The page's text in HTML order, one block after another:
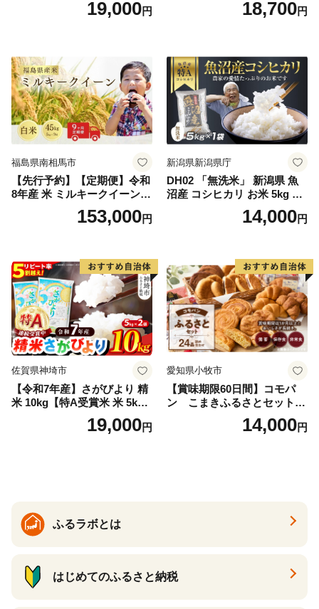
米 10kg 5kg×2 ひのひかり ブ
19,000円
令和7年産 高レビュー｜人気
18,700円
福島県南相馬市
【先行予約】【定期便】令和
8年産 米 ミルキークイーン
白米 45kg (5kg×9回) | ミルキ
ークイーン 米5kg 福島 福島
福島県 南相馬市 cu006-ae
153,000円
新潟県新潟県庁
DH02 「無洗米」 新潟県 魚
沼産 コシヒカリ お米 5kg こ
しひかり 精米 米（お米の美
味しい炊き方ガイド付き）
14,000円
佐賀県神埼市
【令和7年産】さがびより 精
米 10kg【特A受賞米 米 5kg×
2袋 お米 コメ こめ 国産 美味
しい ブランド米 人気 ランキ
19,000円
愛知県小牧市
【賞味期限60日間】コモパ
ン こまきふるさとセット
（24個入り）／災害用備蓄
保存食 非常食 防災グッズに
14,000円
ふるラボとは
はじめてのふるさと納税